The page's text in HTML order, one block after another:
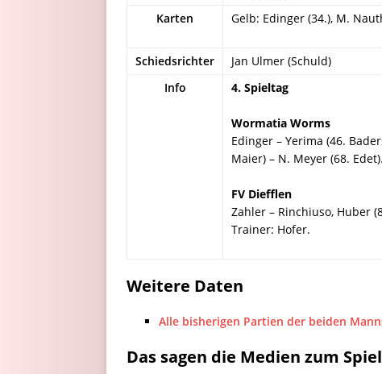
Karten
Gelb: Edinger (34.), M.
Schiedsrichter
Jan Ulmer (Schuld)
Info
4. Spieltag
Wormatia Worms
Edinger – Yerima (46.
Maier) – N. Meyer (68.
FV Diefflen
Zahler – Rinchiuso, Huber
Trainer: Hofer.
Weitere Daten
Alle bisherigen Partien der beiden
Das sagen die Medien zum Spiel